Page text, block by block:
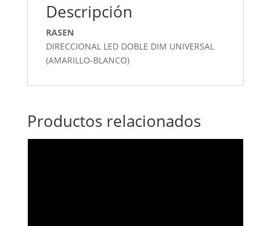
Descripción
RASEN
DIRECCIONAL LED DOBLE DIM UNIVERSAL
(AMARILLO-BLANCO)
Productos relacionados